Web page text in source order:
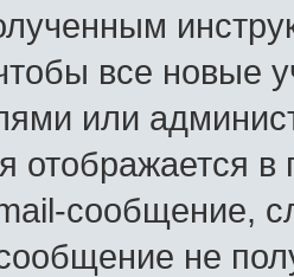
все новые
или
отображается в
сообщение,
не